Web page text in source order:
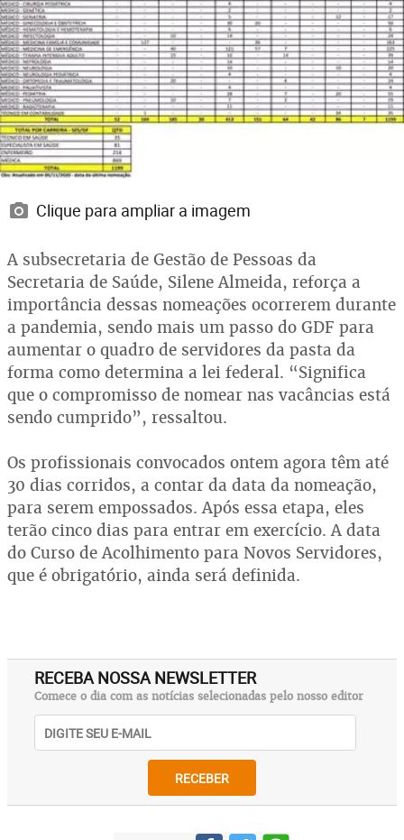
Clique para ampliar a imagem
A subsecretaria de Gestão de Pessoas da
Secretaria de Saúde, Silene Almeida, reforça a
importância dessas nomeações ocorrerem durante
a pandemia, sendo mais um passo do GDF para
aumentar o quadro de servidores da pasta da
forma como determina a lei federal. “Significa
que o compromisso de nomear nas vacâncias está
sendo cumprido”, ressaltou.
Os profissionais convocados ontem agora têm até
30 dias corridos, a contar da data da nomeação,
para serem empossados. Após essa etapa, eles
terão cinco dias para entrar em exercício. A data
do Curso de Acolhimento para Novos Servidores,
que é obrigatório, ainda será definida.
RECEBA NOSSA NEWSLETTER
Comece o dia com as notícias selecionadas pelo nosso editor
RECEBER